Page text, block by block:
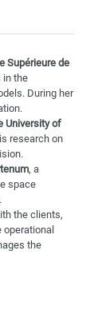
Supérieure de
in the
During her
University of
research on
, a
space
the clients,
operational
the